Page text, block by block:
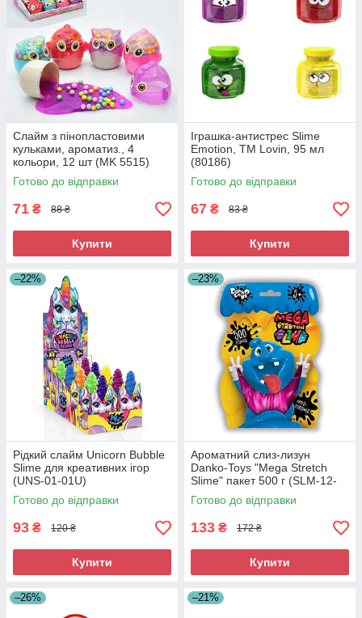
Слайм з пінопластовими
кульками, ароматиз., 4
кольори, 12 шт (MK 5515)
Готово до відправки
71 ₴ 88 ₴
Купити
Іграшка-антистрес Slime
Emotion, ТМ Lovin, 95 мл
(80186)
Готово до відправки
67 ₴ 83 ₴
Купити
–22%
Рідкий слайм Unicorn Bubble
Slime для креативних ігор
(UNS-01-01U)
Готово до відправки
93 ₴ 120 ₴
Купити
–23%
Ароматний слиз-лизун
Danko-Toys "Mega Stretch
Slime" пакет 500 г (SLM-12-
01U)
Готово до відправки
133 ₴ 172 ₴
Купити
–26% –21%